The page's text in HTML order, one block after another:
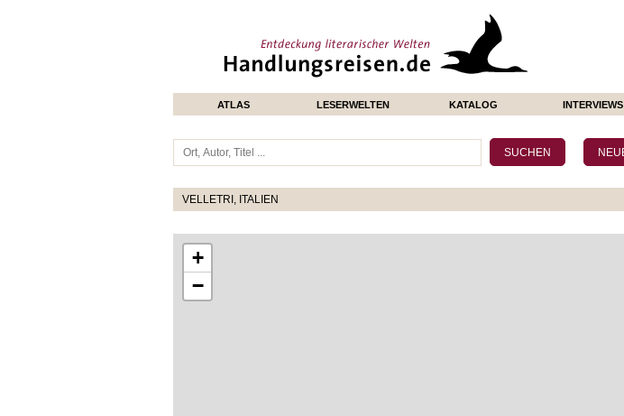
ATLAS LESERWELTEN KATALOG INTERVIEWS
VELLETRI, ITALIEN
+
−